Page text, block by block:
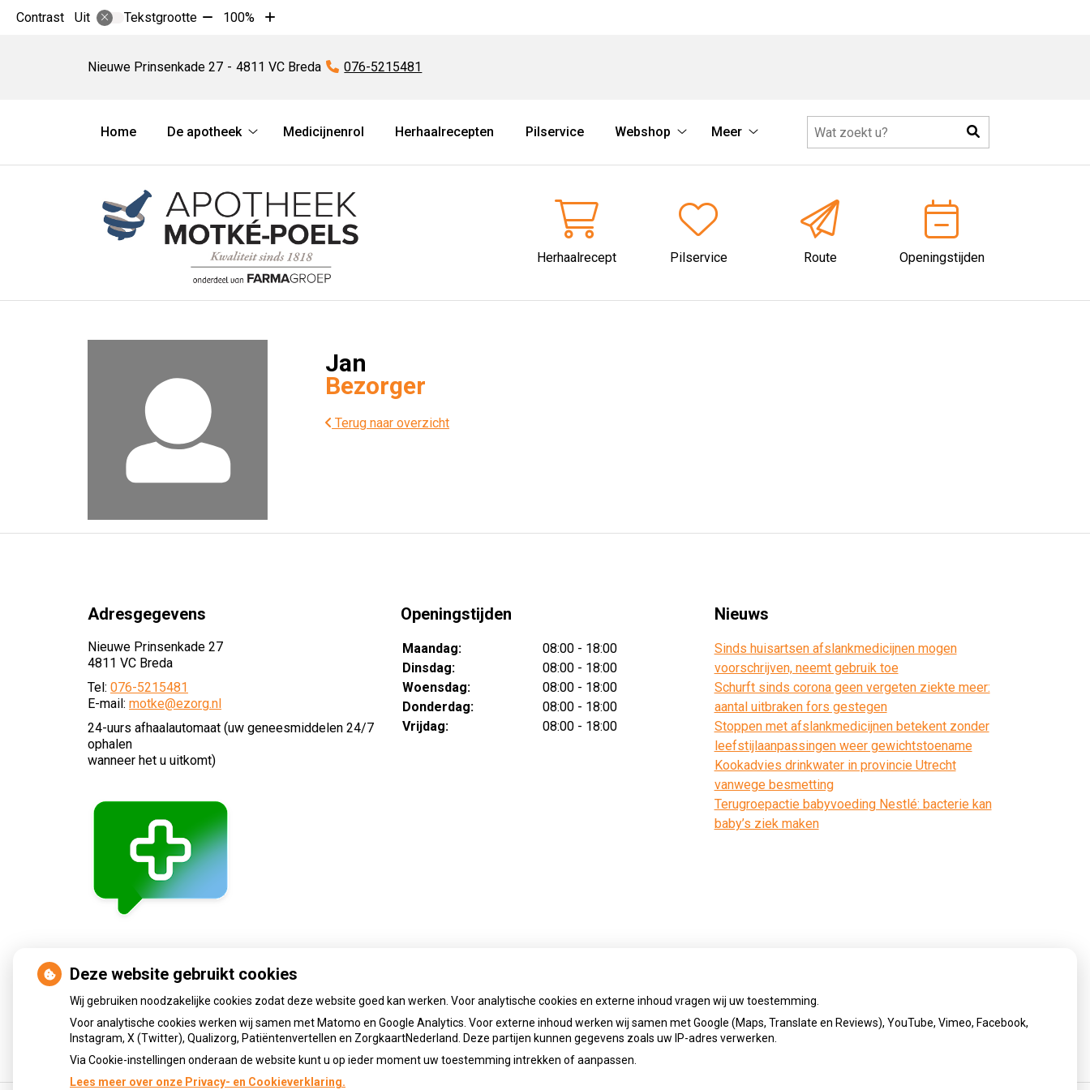
Contrast Uit Tekstgrootte Tekst
10%
100%
Tekst
10%
Nieuwe Prinsenkade 27 4811 VC Breda Tel:
076-5215481
Hoofdmenu
Home
De apotheek
apotheek
submenu
Medicijnenrol Herhaalrecepten Pilservice
Webshop
submenu
Meer
submenu
Zoeken
Herhaalrecept Pilservice Route Openingstijden
Jan
Bezorger
Terug naar overzicht
Adresgegevens
Nieuwe Prinsenkade 27
4811 VC Breda
Tel: 076-5215481
E-mail: motke@ezorg.nl
24-uurs afhaalautomaat (uw geneesmiddelen 24/7
ophalen
wanneer het u uitkomt)
Openingstijden
Maandag:
08:00 - 18:00
Dinsdag:
08:00 - 18:00
Woensdag:
08:00 - 18:00
Donderdag:
08:00 - 18:00
Vrijdag:
08:00 - 18:00
Nieuws
Sinds huisartsen afslankmedicijnen mogen
voorschrijven, neemt gebruik toe
Schurft sinds corona geen vergeten ziekte meer:
aantal uitbraken fors gestegen
Stoppen met afslankmedicijnen betekent zonder
leefstijlaanpassingen weer gewichtstoename
Kookadvies drinkwater in provincie Utrecht
vanwege besmetting
Terugroepactie babyvoeding Nestlé: bacterie kan
baby’s ziek maken
Deze website gebruikt cookies
Wij gebruiken noodzakelijke cookies zodat deze website goed kan werken. Voor analytische cookies en externe inhoud vragen wij uw toestemming.
Voor analytische cookies werken wij samen met Matomo en Google Analytics. Voor externe inhoud werken wij samen met Google (Maps, Translate en Reviews), YouTube, Vimeo, Facebook,
Instagram, X (Twitter), Qualizorg, Patiëntenvertellen en ZorgkaartNederland. Deze partijen kunnen gegevens zoals uw IP-adres verwerken.
Via Cookie-instellingen onderaan de website kunt u op ieder moment uw toestemming intrekken of aanpassen.
Lees meer over onze Privacy- en Cookieverklaring.